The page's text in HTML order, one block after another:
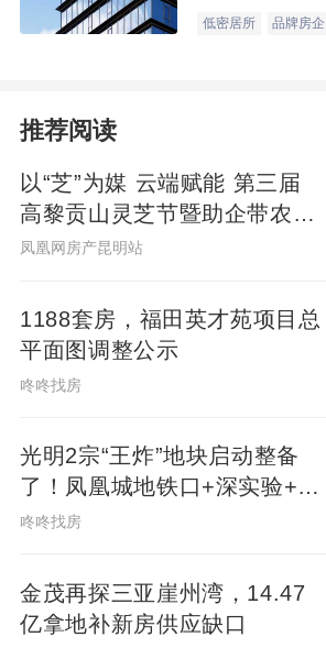
低密居所 品牌房企
推荐阅读
以“芝”为媒 云端赋能 第三届
高黎贡山灵芝节暨助企带农短
视频大赛启幕
凤凰网房产昆明站
1188套房，福田英才苑项目总
平面图调整公示
咚咚找房
光明2宗“王炸”地块启动整备
了！凤凰城地铁口+深实验+商
业环绕
咚咚找房
金茂再探三亚崖州湾，14.47
亿拿地补新房供应缺口